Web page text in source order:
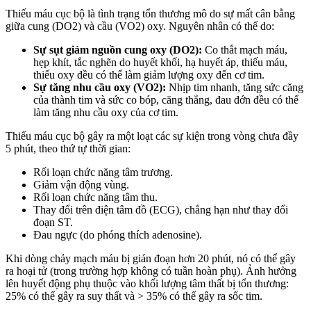
Thiếu máu cục bộ là tình trạng tổn thương mô do sự mất cân bằng
giữa cung (DO2) và cầu (VO2) oxy. Nguyên nhân có thể do:
Sự sụt giảm nguồn cung oxy (DO2): Co thắt mạch máu,
hẹp khít, tắc nghẽn do huyết khối, hạ huyết áp, thiếu máu,
thiếu oxy đều có thể làm giảm lượng oxy đến cơ tim.
Sự tăng nhu cầu oxy (VO2): Nhịp tim nhanh, tăng sức căng
của thành tim và sức co bóp, căng thẳng, đau đớn đều có thể
làm tăng nhu cầu oxy của cơ tim.
Thiếu máu cục bộ gây ra một loạt các sự kiện trong vòng chưa đầy
5 phút, theo thứ tự thời gian:
Rối loạn chức năng tâm trương.
Giảm vận động vùng.
Rối loạn chức năng tâm thu.
Thay đổi trên điện tâm đồ (ECG), chẳng hạn như thay đổi
đoạn ST.
Đau ngực (do phóng thích adenosine).
Khi dòng chảy mạch máu bị gián đoạn hơn 20 phút, nó có thể gây
ra hoại tử (trong trường hợp không có tuần hoàn phụ). Ảnh hưởng
lên huyết động phụ thuộc vào khối lượng tâm thất bị tổn thương:
25% có thể gây ra suy thất và > 35% có thể gây ra sốc tim.